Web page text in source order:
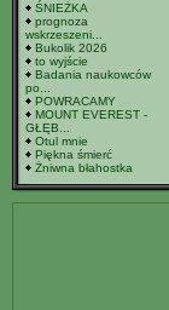
ŚNIEŻKA
prognoza
wskrzeszeni...
Bukolik 2026
to wyjście
Badania naukowców
po...
POWRACAMY
MOUNT EVEREST -
GŁĘB...
Otul mnie
Piękna śmierć
Żniwna błahostka